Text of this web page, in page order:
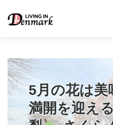
LIFE TIPS – 生活便利帳
STUDY– 留学関連情報
5月の花は美
満開を迎え